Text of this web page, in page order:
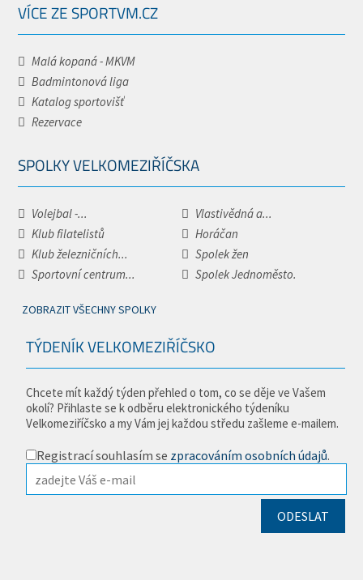
VÍCE ZE SPORTVM.CZ
Malá kopaná - MKVM
Badmintonová liga
Katalog sportovišť
Rezervace
SPOLKY VELKOMEZIŘÍČSKA
Volejbal -...
Vlastivědná a...
Klub filatelistů
Horáčan
Klub železničních...
Spolek žen
Sportovní centrum...
Spolek Jednoměsto.
ZOBRAZIT VŠECHNY SPOLKY
TÝDENÍK VELKOMEZIŘÍČSKO
Chcete mít každý týden přehled o tom, co se děje ve Vašem
okolí? Přihlaste se k odběru elektronického týdeníku
Velkomeziříčsko a my Vám jej každou středu zašleme e-mailem.
Registrací souhlasím se zpracováním osobních údajů.